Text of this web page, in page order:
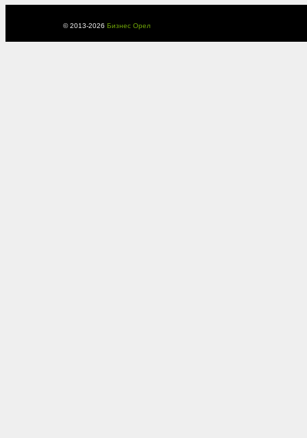
© 2013-2026 Бизнес Орел